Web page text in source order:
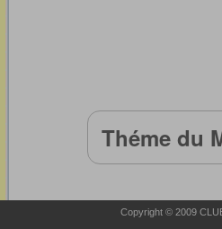
Théme du
Copyright © 2009